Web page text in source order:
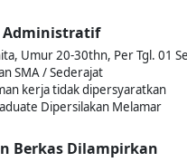
Umur 20-30thn, Per Tgl. 01
SMA / Sederajat
kerja tidak dipersyaratkan
Dipersilakan Melamar
Berkas Dilampirkan